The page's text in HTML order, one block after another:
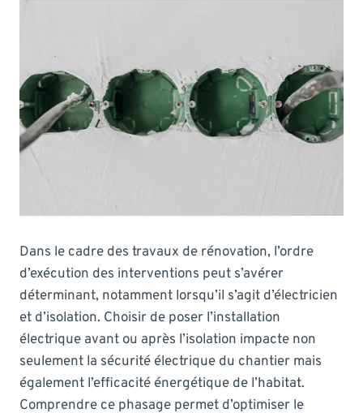
Dans le cadre des travaux de rénovation, l’ordre
d’exécution des interventions peut s’avérer
déterminant, notamment lorsqu’il s’agit d’électricien
et d’isolation. Choisir de poser l’installation
électrique avant ou après l’isolation impacte non
seulement la sécurité électrique du chantier mais
également l’efficacité énergétique de l’habitat.
Comprendre ce phasage permet d’optimiser le